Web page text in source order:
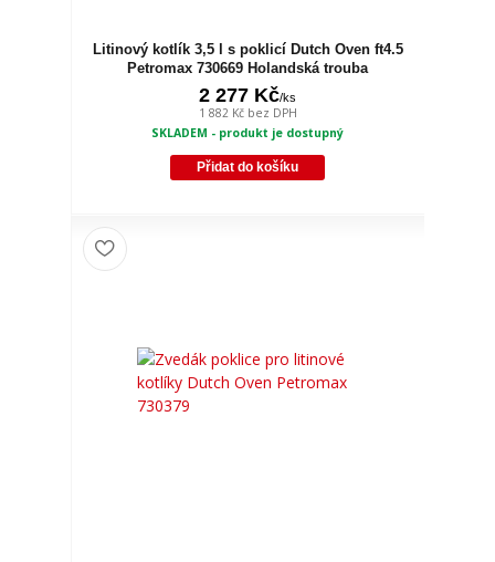
Litinový kotlík 3,5 l s poklicí Dutch Oven ft4.5
Petromax 730669 Holandská trouba
2 277 Kč/ks
1 882 Kč bez DPH
SKLADEM - produkt je dostupný
Přidat do košíku